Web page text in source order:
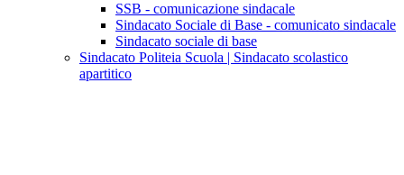
SSB - comunicazione sindacale
Sindacato Sociale di Base - comunicato sindacale
Sindacato sociale di base
Sindacato Politeia Scuola | Sindacato scolastico
apartitico